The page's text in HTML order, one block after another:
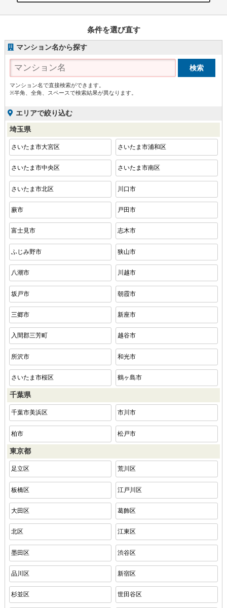
条件を選び直す
マンション名から探す
マンション名で直接検索ができます。
※半角、全角、スペースで検索結果が異なります。
エリアで絞り込む
埼玉県
さいたま市大宮区 さいたま市浦和区
さいたま市中央区 さいたま市南区
さいたま市北区 川口市
蕨市 戸田市
富士見市 志木市
ふじみ野市 狭山市
八潮市 川越市
坂戸市 朝霞市
三郷市 新座市
入間郡三芳町 越谷市
所沢市 和光市
さいたま市桜区 鶴ヶ島市
千葉県
千葉市美浜区 市川市
柏市 松戸市
東京都
足立区 荒川区
板橋区 江戸川区
大田区 葛飾区
北区 江東区
墨田区 渋谷区
品川区 新宿区
杉並区 世田谷区